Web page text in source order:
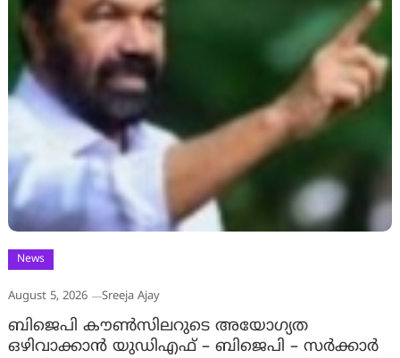
News
August 5, 2026 Sreeja Ajay
ബിജെപി കൗൺസിലറുടെ അയോഗ്യത
ഒഴിവാക്കാൻ യുഡിഎഫ് – ബിജെപി – സർക്കാർ